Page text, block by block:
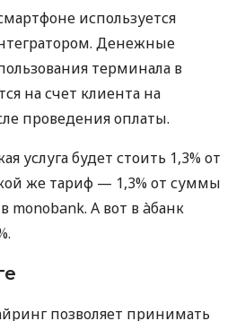
используется
Денежные
терминала в
на счет клиента на
проведения оплаты.
услуга будет стоить 1,3% от
же тариф — 1,3% от суммы
А вот в àбанк
позволяет принимать